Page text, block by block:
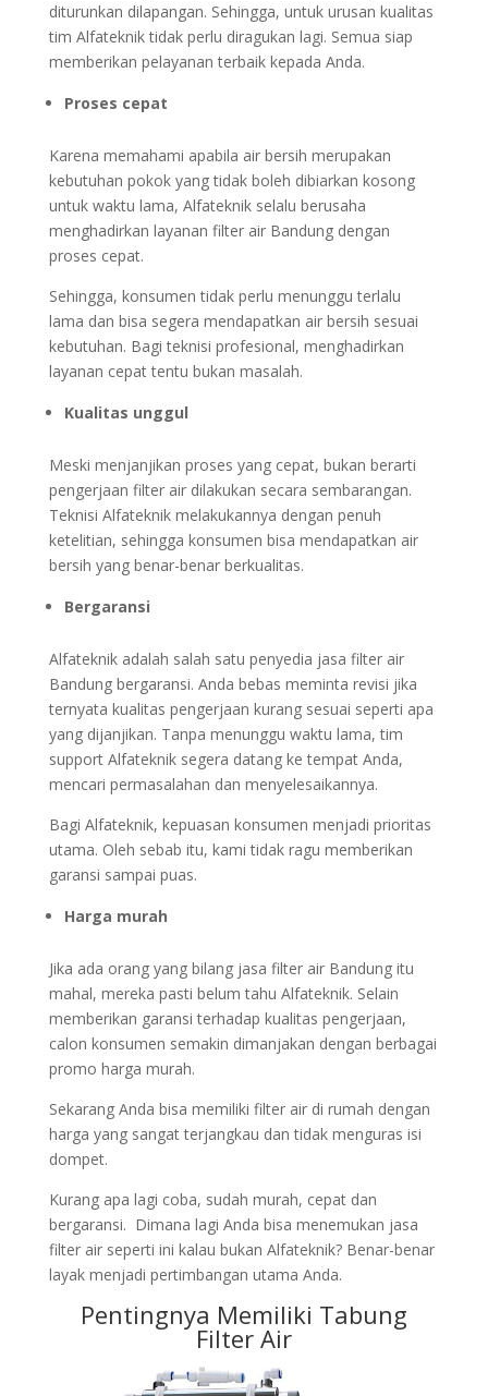
diturunkan dilapangan. Sehingga, untuk urusan kualitas
tim Alfateknik tidak perlu diragukan lagi. Semua siap
memberikan pelayanan terbaik kepada Anda.
Proses cepat
Karena memahami apabila air bersih merupakan
kebutuhan pokok yang tidak boleh dibiarkan kosong
untuk waktu lama, Alfateknik selalu berusaha
menghadirkan layanan filter air Bandung dengan
proses cepat.
Sehingga, konsumen tidak perlu menunggu terlalu
lama dan bisa segera mendapatkan air bersih sesuai
kebutuhan. Bagi teknisi profesional, menghadirkan
layanan cepat tentu bukan masalah.
Kualitas unggul
Meski menjanjikan proses yang cepat, bukan berarti
pengerjaan filter air dilakukan secara sembarangan.
Teknisi Alfateknik melakukannya dengan penuh
ketelitian, sehingga konsumen bisa mendapatkan air
bersih yang benar-benar berkualitas.
Bergaransi
Alfateknik adalah salah satu penyedia jasa filter air
Bandung bergaransi. Anda bebas meminta revisi jika
ternyata kualitas pengerjaan kurang sesuai seperti apa
yang dijanjikan. Tanpa menunggu waktu lama, tim
support Alfateknik segera datang ke tempat Anda,
mencari permasalahan dan menyelesaikannya.
Bagi Alfateknik, kepuasan konsumen menjadi prioritas
utama. Oleh sebab itu, kami tidak ragu memberikan
garansi sampai puas.
Harga murah
Jika ada orang yang bilang jasa filter air Bandung itu
mahal, mereka pasti belum tahu Alfateknik. Selain
memberikan garansi terhadap kualitas pengerjaan,
calon konsumen semakin dimanjakan dengan berbagai
promo harga murah.
Sekarang Anda bisa memiliki filter air di rumah dengan
harga yang sangat terjangkau dan tidak menguras isi
dompet.
Kurang apa lagi coba, sudah murah, cepat dan
bergaransi. Dimana lagi Anda bisa menemukan jasa
filter air seperti ini kalau bukan Alfateknik? Benar-benar
layak menjadi pertimbangan utama Anda.
Pentingnya Memiliki Tabung
Filter Air